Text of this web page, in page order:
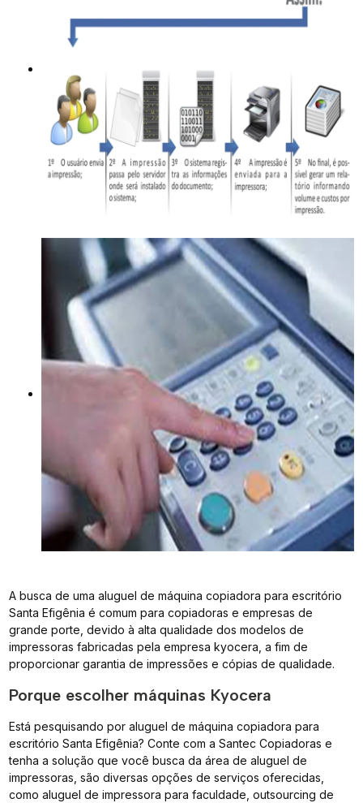
A busca de uma aluguel de máquina copiadora para escritório
Santa Efigênia é comum para copiadoras e empresas de
grande porte, devido à alta qualidade dos modelos de
impressoras fabricadas pela empresa kyocera, a fim de
proporcionar garantia de impressões e cópias de qualidade.
Porque escolher máquinas Kyocera
Está pesquisando por aluguel de máquina copiadora para
escritório Santa Efigênia? Conte com a Santec Copiadoras e
tenha a solução que você busca da área de aluguel de
impressoras, são diversas opções de serviços oferecidas,
como aluguel de impressora para faculdade, outsourcing de